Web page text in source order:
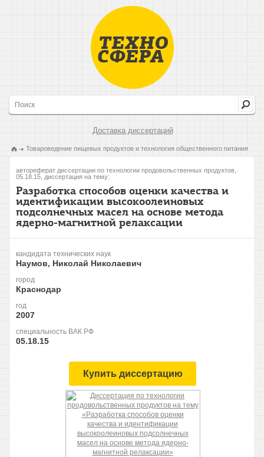
Доставка диссертаций
Товароведение пищевых продуктов и технология общественного питания
автореферат диссертации по технологии продовольственных продуктов,
05.18.15, диссертация на тему:
Разработка способов оценки качества и
идентификации высокоолеиновых
подсолнечных масел на основе метода
ядерно-магнитной релаксации
кандидата технических наук
Наумов, Николай Николаевич
город
Краснодар
год
2007
специальность ВАК РФ
05.18.15
Купить диссертацию